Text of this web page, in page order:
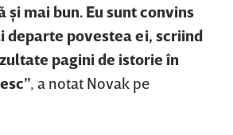
şi mai bun. Eu sunt convins
departe povestea ei, scriind
pagini de istorie în
, a notat Novak pe